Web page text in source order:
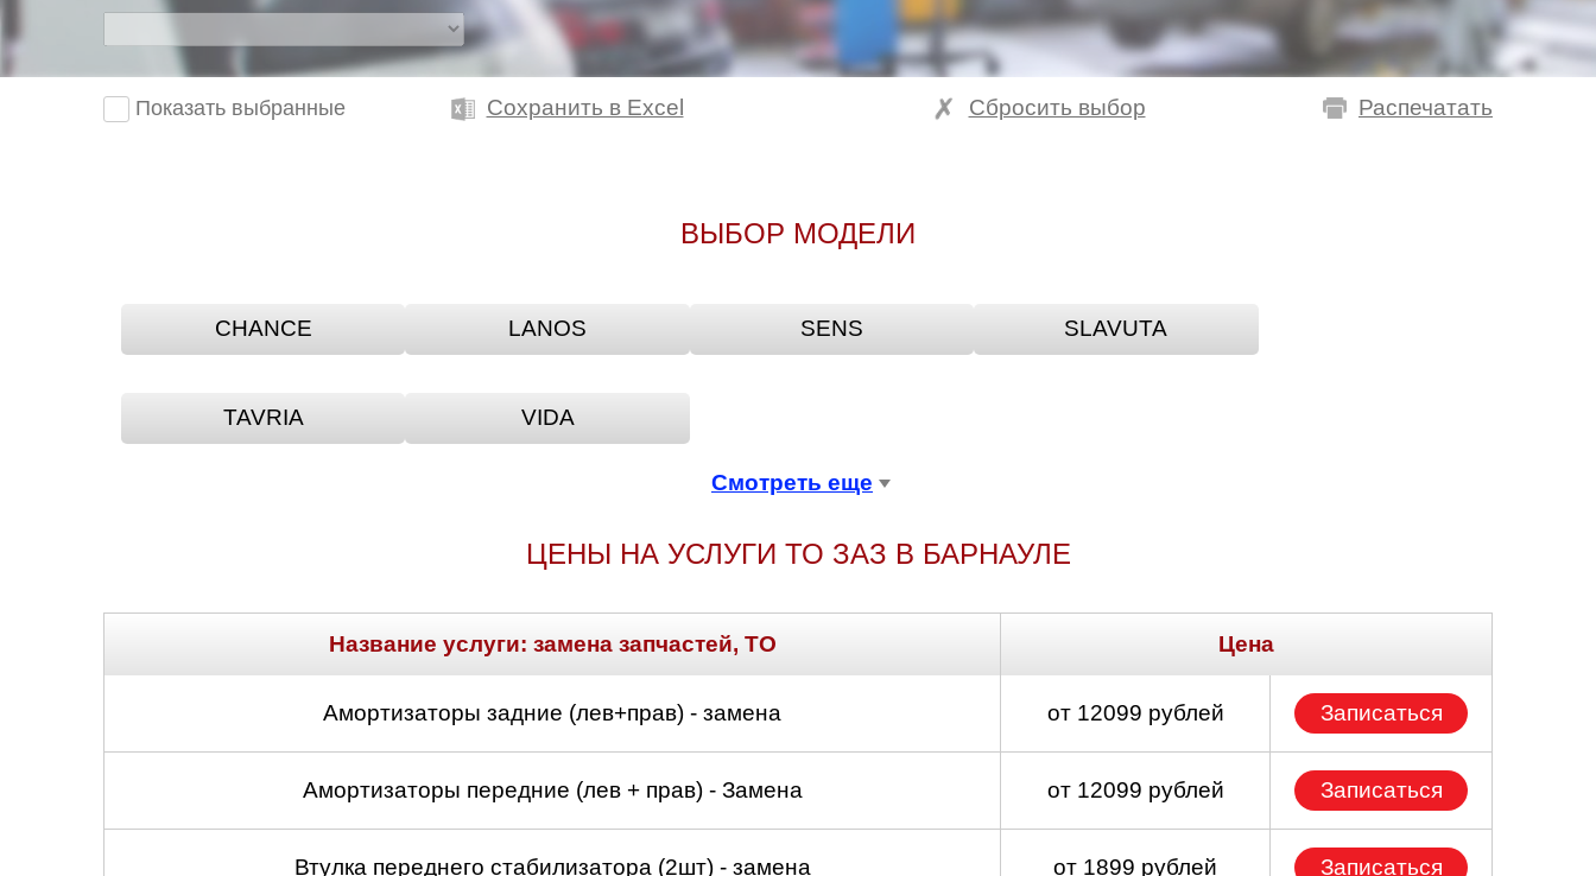
Показать выбранные Сохранить в Excel Распечатать
Сбросить выбор
ВЫБОР МОДЕЛИ
CHANCE LANOS SENS SLAVUTA
TAVRIA VIDA
Смотреть еще
ЦЕНЫ НА УСЛУГИ ТО ЗАЗ В БАРНАУЛЕ
Название услуги: замена запчастей, ТО Цена
Амортизаторы задние (лев+прав) - замена от 12099 рублей Записаться
Амортизаторы передние (лев + прав) - Замена от 12099 рублей Записаться
Втулка переднего стабилизатора (2шт) - замена от 1899 рублей Записаться